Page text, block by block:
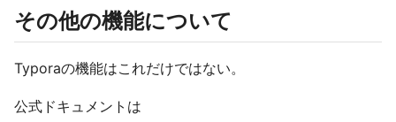
その他の機能について
Typoraの機能はこれだけではない。
公式ドキュメントは